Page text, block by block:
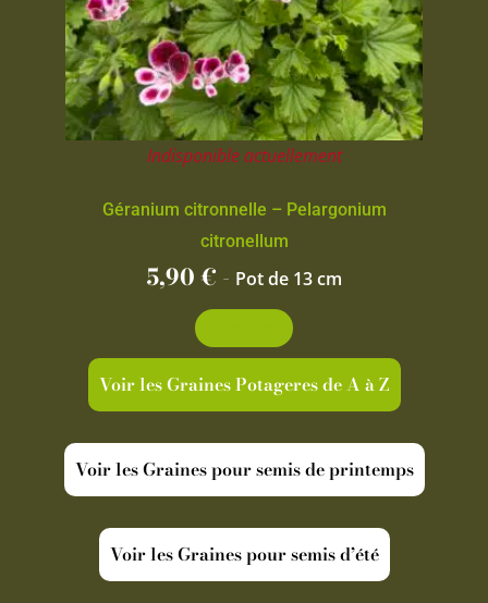
Indisponible actuellement
Géranium citronnelle – Pelargonium
citronellum
5,90€ - Pot de 13 cm
Voir les Graines Potageres de A à Z
Voir les Graines pour semis de printemps
Voir les Graines pour semis d’été